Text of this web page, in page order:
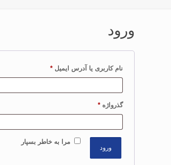
ورود
نام کاربری یا آدرس ایمیل*الزامی
گذرواژه*الزامی
مرا به خاطر بسپار
ورود